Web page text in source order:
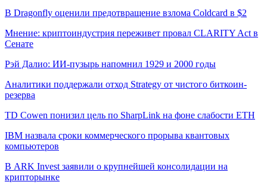
В Dragonfly оценили предотвращение взлома Coldcard в $2
Мнение: криптоиндустрия переживет провал CLARITY Act в
Сенате
Рэй Далио: ИИ-пузырь напомнил 1929 и 2000 годы
Аналитики поддержали отход Strategy от чистого биткоин-
резерва
TD Cowen понизил цель по SharpLink на фоне слабости ETH
IBM назвала сроки коммерческого прорыва квантовых
компьютеров
В ARK Invest заявили о крупнейшей консолидации на
крипторынке